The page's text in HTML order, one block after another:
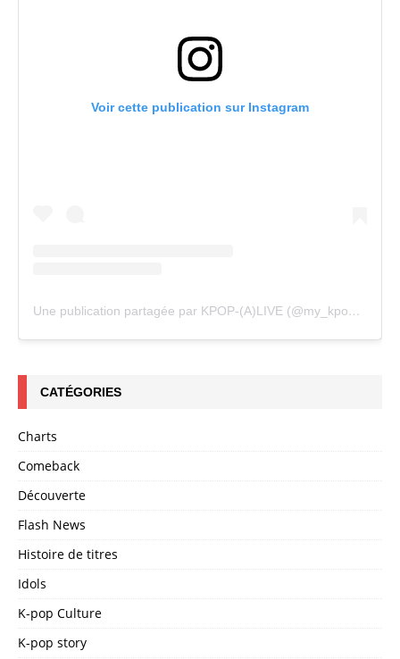
Voir cette publication sur Instagram
Une publication partagée par KPOP-(A)LIVE (@my_kpopalive)
CATÉGORIES
Charts
Comeback
Découverte
Flash News
Histoire de titres
Idols
K-pop Culture
K-pop story